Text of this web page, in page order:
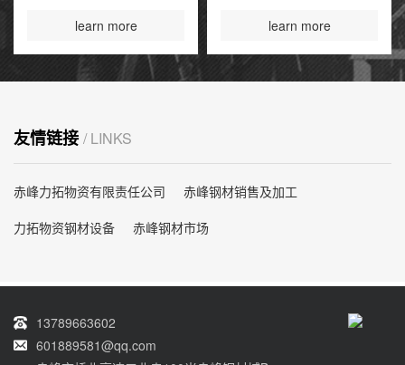
learn more learn more
友情链接 / LINKS
赤峰力拓物资有限责任公司
赤峰钢材销售及加工
力拓物资钢材设备
赤峰钢材市场
13789663602
601889581@qq.com